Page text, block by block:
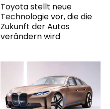
Toyota stellt neue
Technologie vor, die die
Zukunft der Autos
verändern wird